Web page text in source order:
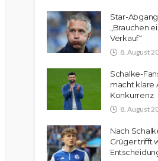
Star-
„Brauchen
Verkauf“
8. August
Schalke-
macht klare
Konkurrenz
8. August
Nach
Grüger trifft